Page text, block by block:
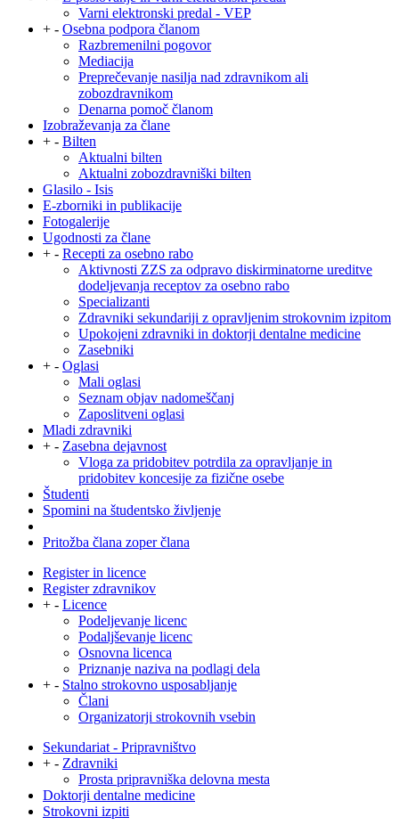
Varni elektronski predal - VEP
+ - Osebna podpora članom
Razbremenilni pogovor
Mediacija
Preprečevanje nasilja nad zdravnikom ali
zobozdravnikom
Denarna pomoč članom
Izobraževanja za člane
+ - Bilten
Aktualni bilten
Aktualni zobozdravniški bilten
Glasilo - Isis
E-zborniki in publikacije
Fotogalerije
Ugodnosti za člane
+ - Recepti za osebno rabo
Aktivnosti ZZS za odpravo diskirminatorne ureditve
dodeljevanja receptov za osebno rabo
Specializanti
Zdravniki sekundariji z opravljenim strokovnim izpitom
Upokojeni zdravniki in doktorji dentalne medicine
Zasebniki
+ - Oglasi
Mali oglasi
Seznam objav nadomeščanj
Zaposlitveni oglasi
Mladi zdravniki
+ - Zasebna dejavnost
Vloga za pridobitev potrdila za opravljanje in
pridobitev koncesije za fizične osebe
Študenti
Spomini na študentsko življenje
Pritožba člana zoper člana
Register in licence
Register zdravnikov
+ - Licence
Podeljevanje licenc
Podaljševanje licenc
Osnovna licenca
Priznanje naziva na podlagi dela
+ - Stalno strokovno usposabljanje
Člani
Organizatorji strokovnih vsebin
Sekundariat - Pripravništvo
+ - Zdravniki
Prosta pripravniška delovna mesta
Doktorji dentalne medicine
Strokovni izpiti